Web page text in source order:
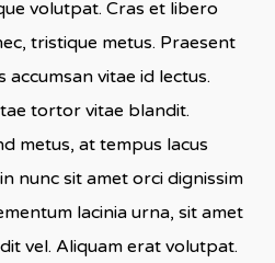
volutpat. Cras et libero
tristique metus. Praesent
accumsan vitae id lectus.
tortor vitae blandit.
metus, at tempus lacus
nunc sit amet orci dignissim
lacinia urna, sit amet
vel. Aliquam erat volutpat.